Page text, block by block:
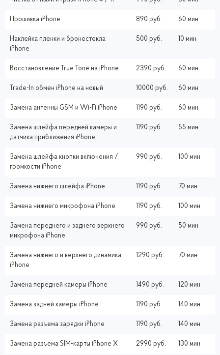
Прошивка iPhone 890 руб. 60 мин
Наклейка пленки и бронестекла
iPhone
500 руб. 10 мин
Восстановление True Tone на iPhone 2390 руб. 60 мин
Trade-In обмен iPhone на новый 10000 руб. 60 мин
Замена антенны GSM и Wi-Fi iPhone 1190 руб. 60 мин
Замена шлейфа передней камеры и
датчика приближения iPhone
1190 руб. 55 мин
Замена шлейфа кнопки включения /
громкости iPhone
990 руб. 100 мин
Замена нижнего шлейфа iPhone 1190 руб. 70 мин
Замена нижнего микрофона iPhone 1190 руб. 100 мин
Замена переднего и заднего верхнего
микрофона iPhone
990 руб. 50 мин
Замена нижнего и верхнего динамика
iPhone
1290 руб. 70 мин
Замена передней камеры iPhone 1490 руб. 120 мин
Замена задней камеры iPhone 1190 руб. 140 мин
Замена разъема зарядки iPhone 1190 руб. 140 мин
Замена разъема SIM-карты iPhone X 2990 руб. 130 мин